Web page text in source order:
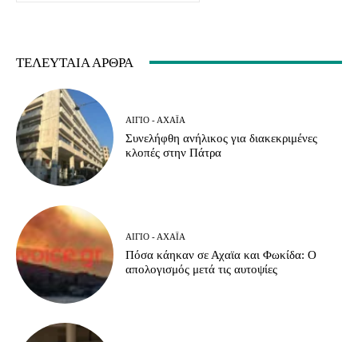
ΤΕΛΕΥΤΑΊΑ ΆΡΘΡΑ
ΑΊΓΙΟ - ΑΧΑΪ́Α
Συνελήφθη ανήλικος για διακεκριμένες
κλοπές στην Πάτρα
ΑΊΓΙΟ - ΑΧΑΪ́Α
Πόσα κάηκαν σε Αχαϊα και Φωκίδα: Ο
απολογισμός μετά τις αυτοψίες